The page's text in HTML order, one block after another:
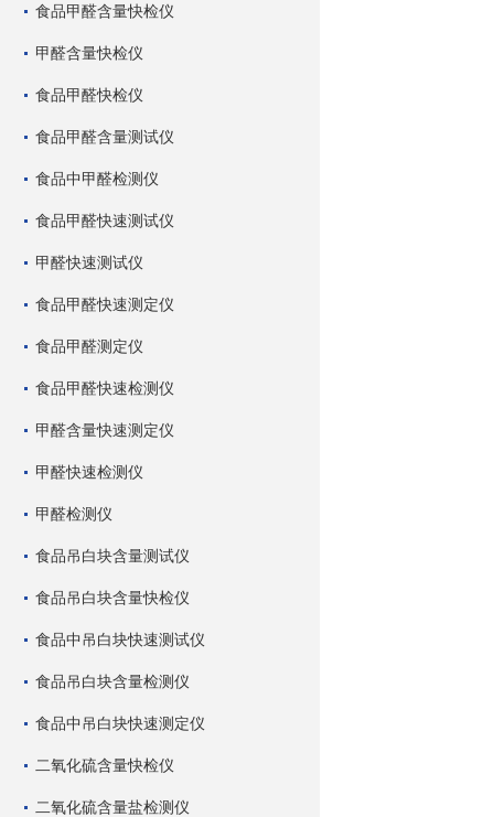
食品甲醛含量快检仪
甲醛含量快检仪
食品甲醛快检仪
食品甲醛含量测试仪
食品中甲醛检测仪
食品甲醛快速测试仪
甲醛快速测试仪
食品甲醛快速测定仪
食品甲醛测定仪
食品甲醛快速检测仪
甲醛含量快速测定仪
甲醛快速检测仪
甲醛检测仪
食品吊白块含量测试仪
食品吊白块含量快检仪
食品中吊白块快速测试仪
食品吊白块含量检测仪
食品中吊白块快速测定仪
二氧化硫含量快检仪
二氧化硫含量盐检测仪